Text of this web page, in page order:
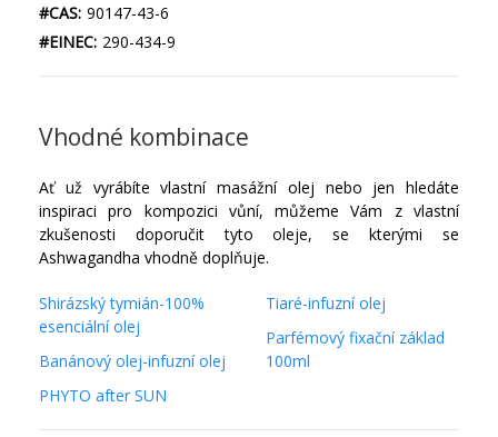
#CAS: 90147-43-6
#EINEC: 290-434-9
Vhodné kombinace
Ať už vyrábíte vlastní masážní olej nebo jen hledáte
inspiraci pro kompozici vůní, můžeme Vám z vlastní
zkušenosti doporučit tyto oleje, se kterými se
Ashwagandha vhodně doplňuje.
Shirázský tymián-100%
esenciální olej
Banánový olej-infuzní olej
PHYTO after SUN
Tiaré-infuzní olej
Parfémový fixační základ
100ml